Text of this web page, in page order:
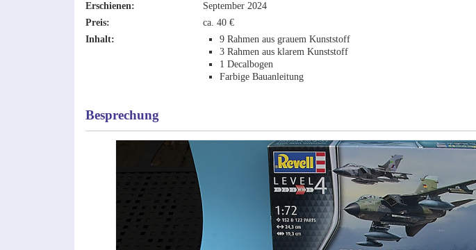
Erschienen:
September 2024
Preis:
ca. 40 €
Inhalt:
9 Rahmen aus grauem Kunststoff
3 Rahmen aus klarem Kunststoff
1 Decalbogen
Farbige Bauanleitung
Besprechung